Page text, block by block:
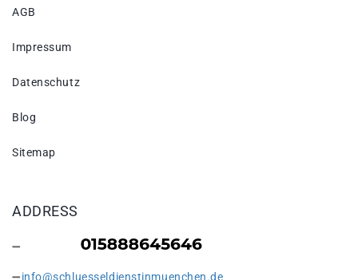
AGB
Impressum
Datenschutz
Blog
Sitemap
ADDRESS
info@schluesseldienstinmuenchen.de